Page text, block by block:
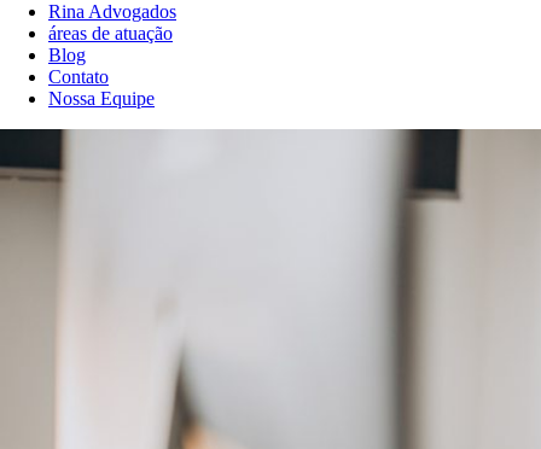
Rina Advogados
áreas de atuação
Blog
Contato
Nossa Equipe